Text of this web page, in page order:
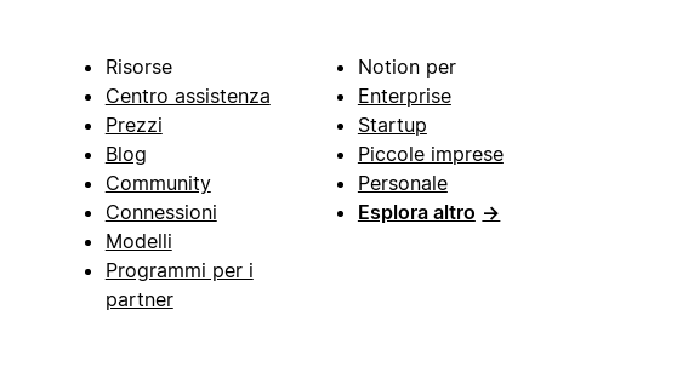
Risorse
Centro assistenza
Prezzi
Blog
Community
Connessioni
Modelli
Programmi per i
partner
Notion per
Enterprise
Startup
Piccole imprese
Personale
Esplora altro →